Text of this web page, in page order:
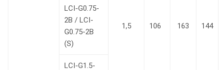
1,5 106 163 144
LCI-G0.75-
2B / LCI-
G0.75-2B
(S)
LCI-G1.5-